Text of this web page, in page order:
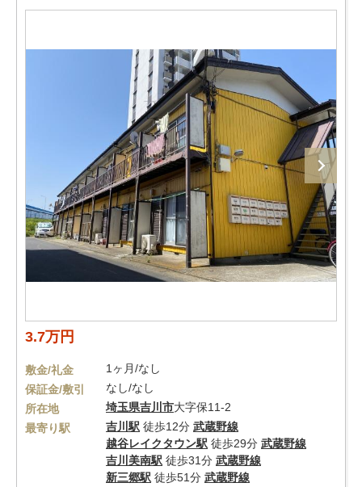
3.7万円
敷金/礼金
1ヶ月/なし
保証金/敷引
なし/なし
所在地
埼玉県吉川市大字保11-2
最寄り駅
吉川駅 徒歩12分 武蔵野線
越谷レイクタウン駅 徒歩29分 武蔵野線
吉川美南駅 徒歩31分 武蔵野線
新三郷駅 徒歩51分 武蔵野線